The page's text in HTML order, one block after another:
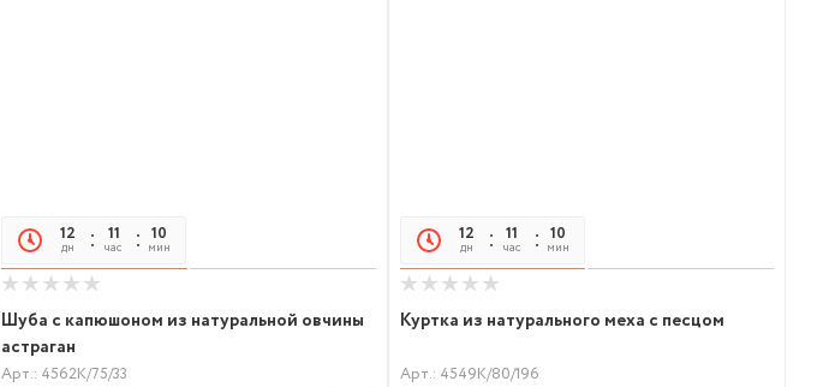
12
дн
11
час
10
мин
Шуба с капюшоном из натуральной овчины
астраган
Арт.: 4562К/75/33
12
дн
11
час
10
мин
Куртка из натурального меха с песцом
Арт.: 4549К/80/196